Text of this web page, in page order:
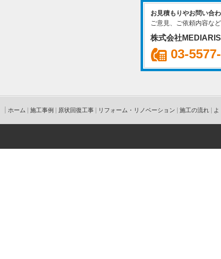
お見積もりやお問い合
ご意見、ご依頼内容な
株式会社
03-
ホーム 施工事例 原状回復工事 リフォーム・リノベーション 施工の流れ よ